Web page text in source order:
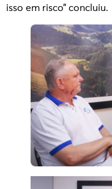
isso em risco” concluiu.